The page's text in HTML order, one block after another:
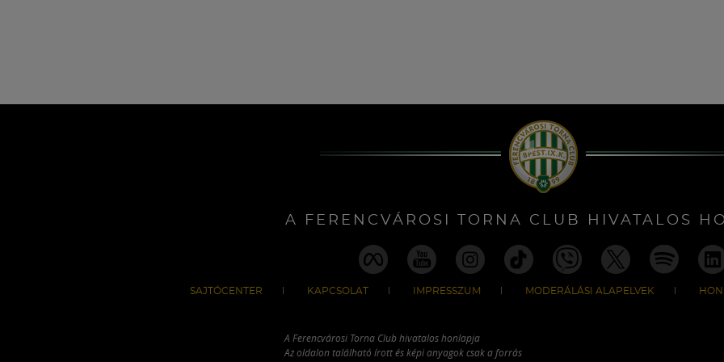
A FERENCVÁROSI TORNA CLUB HIVATALOS
SAJTÓCENTER KAPCSOLAT IMPRESSZUM MODERÁLÁSI ALAPELVEK
A Ferencvárosi Torna Club hivatalos honlapja
Az oldalon található írott és képi anyagok csak a forrás